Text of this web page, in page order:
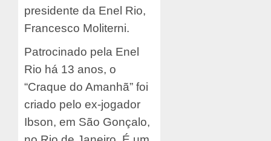
presidente da Enel Rio,
Francesco Moliterni.
Patrocinado pela Enel
Rio há 13 anos, o
“Craque do Amanhã” foi
criado pelo ex-jogador
Ibson, em São Gonçalo,